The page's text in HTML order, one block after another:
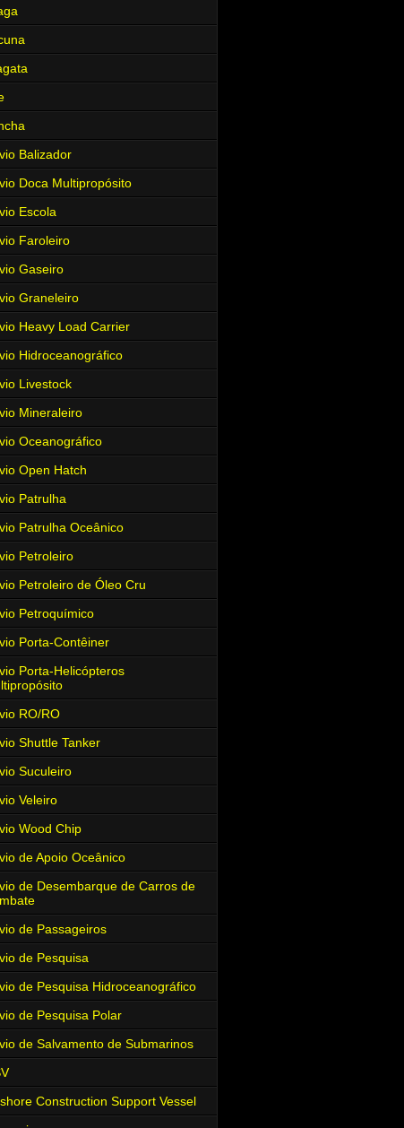
Balizador
Doca Multipropósito
Escola
Faroleiro
Gaseiro
Graneleiro
Heavy Load Carrier
Hidroceanográfico
Livestock
Mineraleiro
Oceanográfico
Open Hatch
Patrulha
Patrulha Oceânico
Petroleiro
Petroleiro de Óleo Cru
Petroquímico
Porta-Contêiner
Porta-Helicópteros
RO/RO
Shuttle Tanker
Suculeiro
Veleiro
Wood Chip
de Apoio Oceânico
de Desembarque de Carros de
de Passageiros
de Pesquisa
de Pesquisa Hidroceanográfico
de Pesquisa Polar
de Salvamento de Submarinos
Construction Support Vessel